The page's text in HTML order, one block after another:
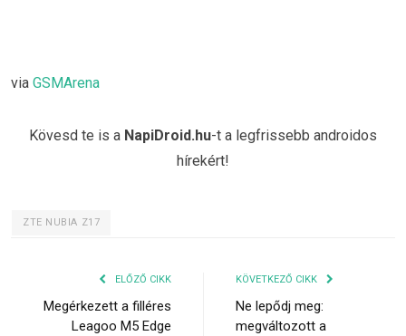
via GSMArena
Kövesd te is a NapiDroid.hu-t a legfrissebb androidos
hírekért!
ZTE NUBIA Z17
ELŐZŐ CIKK
Megérkezett a filléres
Leagoo M5 Edge
KÖVETKEZŐ CIKK
Ne lepődj meg:
megváltozott a